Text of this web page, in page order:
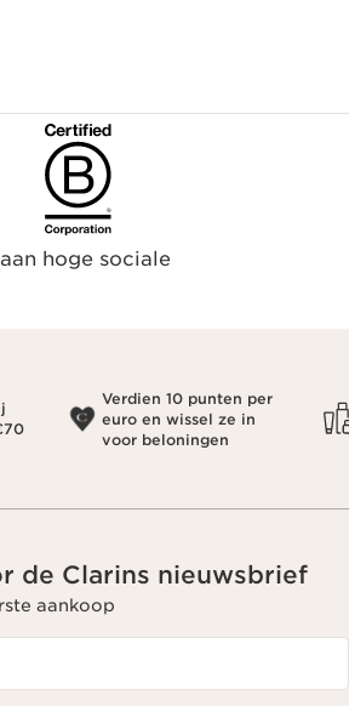
hoge sociale
Verdien 10 punten per
euro en wissel ze in
voor beloningen
de Clarins nieuwsbrief
aankoop